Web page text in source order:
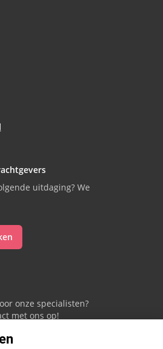
onze specialisten?
met ons op!
uitdaging? We